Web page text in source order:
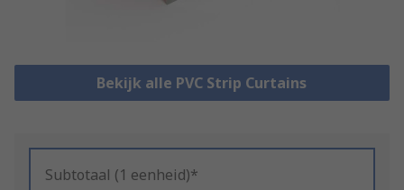
Bekijk alle PVC Strip Curtains
Subtotaal (1 eenheid)*